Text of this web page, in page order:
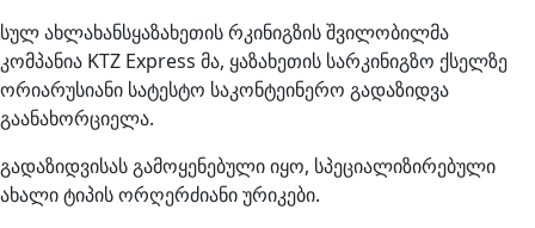
სულ ახლახანსყაზახეთის რკინიგზის შვილობილმა
კომპანია KTZ Express მა, ყაზახეთის სარკინიგზო ქსელზე
ორიარუსიანი სატესტო საკონტეინერო გადაზიდვა
გაანახორციელა.
გადაზიდვისას გამოყენებული იყო, სპეციალიზირებული
ახალი ტიპის ორღერძიანი ურიკები.